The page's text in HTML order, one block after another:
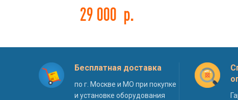
29 000 р.
Бесплатная доставка
по г. Москве и МО при покупке
и установке оборудования